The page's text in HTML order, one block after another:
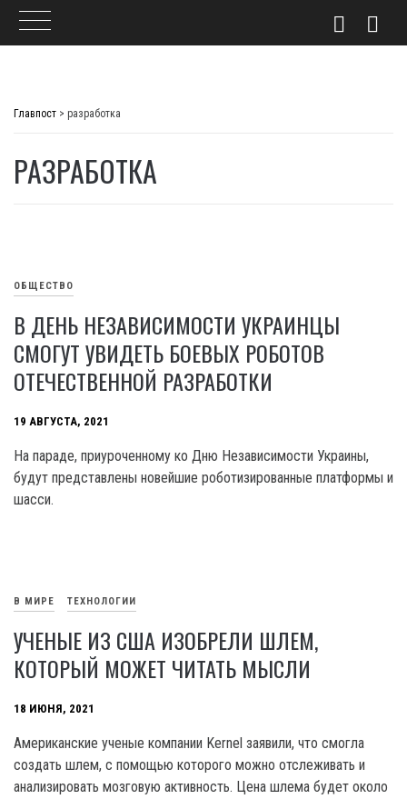
Главпост > разработка
РАЗРАБОТКА
ОБЩЕСТВО
В ДЕНЬ НЕЗАВИСИМОСТИ УКРАИНЦЫ
СМОГУТ УВИДЕТЬ БОЕВЫХ РОБОТОВ
ОТЕЧЕСТВЕННОЙ РАЗРАБОТКИ
19 АВГУСТА, 2021
На параде, приуроченному ко Дню Независимости Украины,
будут представлены новейшие роботизированные платформы и
шасси.
В МИРЕ ТЕХНОЛОГИИ
УЧЕНЫЕ ИЗ США ИЗОБРЕЛИ ШЛЕМ,
КОТОРЫЙ МОЖЕТ ЧИТАТЬ МЫСЛИ
18 ИЮНЯ, 2021
Американские ученые компании Kernel заявили, что смогла
создать шлем, с помощью которого можно отслеживать и
анализировать мозговую активность. Цена шлема будет около